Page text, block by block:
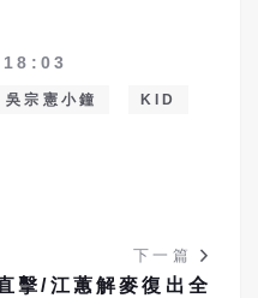
18:03
吳宗憲小鐘 KID
下一篇
擊/江蕙解麥復出全